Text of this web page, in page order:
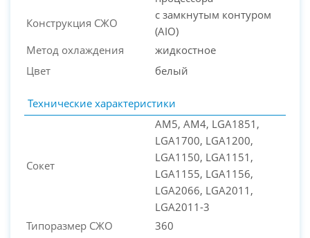
Конструкция СЖО
с замкнутым контуром
(AIO)
Метод охлаждения
жидкостное
Цвет
белый
Технические характеристики
Сокет
AM5, AM4, LGA1851,
LGA1700, LGA1200,
LGA1150, LGA1151,
LGA1155, LGA1156,
LGA2066, LGA2011,
LGA2011-3
Типоразмер СЖО
360